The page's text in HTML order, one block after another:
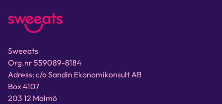
Sweeats
Org.nr 559089-8184
Adress: c/o Sandin Ekonomikonsult AB
Box 4107
203 12 Malmö